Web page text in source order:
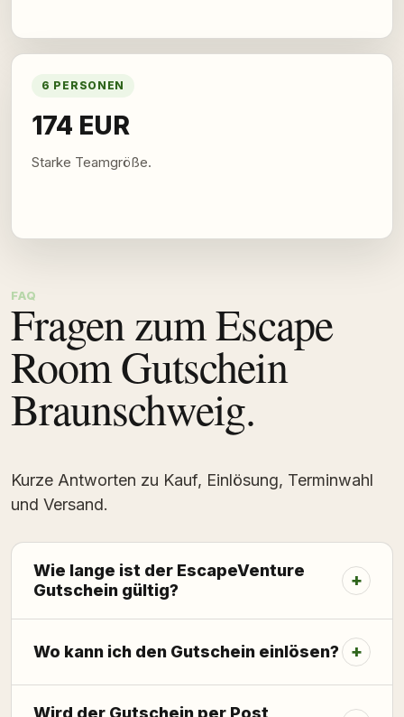
6 PERSONEN
174 EUR
Starke Teamgröße.
FAQ
Fragen zum Escape
Room Gutschein
Braunschweig.
Kurze Antworten zu Kauf, Einlösung, Terminwahl
und Versand.
Wie lange ist der EscapeVenture
Gutschein gültig?
Wo kann ich den Gutschein einlösen?
Wird der Gutschein per Post